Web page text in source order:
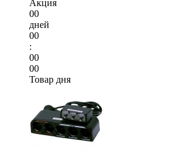
Акция
00
дней
00
:
00
00
Товар дня